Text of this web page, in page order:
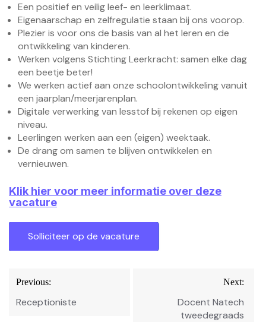
Een positief en veilig leef- en leerklimaat.
Eigenaarschap en zelfregulatie staan bij ons voorop.
Plezier is voor ons de basis van al het leren en de
ontwikkeling van kinderen.
Werken volgens Stichting Leerkracht: samen elke dag
een beetje beter!
We werken actief aan onze schoolontwikkeling vanuit
een jaarplan/meerjarenplan.
Digitale verwerking van lesstof bij rekenen op eigen
niveau.
Leerlingen werken aan een (eigen) weektaak.
De drang om samen te blijven ontwikkelen en
vernieuwen.
Klik hier voor meer informatie over deze
vacature
Bericht
navigatie
Previous:
Receptioniste
Next:
Docent Natech
tweedegraads